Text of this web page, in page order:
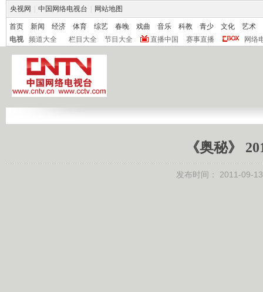
央视网 中国网络电视台 网站地图
首页 新闻 经济 体育 综艺 春晚 戏曲 音乐 科教 青少 文化
艺术
电视
频道大全 栏目大全 节目大全 直播中国 赛事直播 网络
《奥秘》
发布时间： 2011-09-